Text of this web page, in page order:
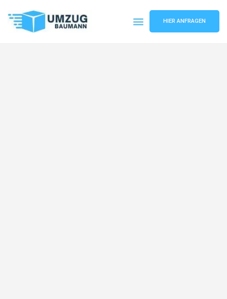
HIER ANFRAGEN